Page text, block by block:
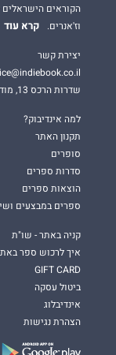
הקוראים
וז'אנרים.
קרא עוד
יצירת קשר
שדרות הרכס 13, מודיעין
למה אינדיבוק?
תקנון האתר
סופרים
סדרות ספרים
הוצאות ספרים
ספרים במבצעים
קניה באתר - שו"ת
איך לרכוש ספר
GIFT CARD
ביטול עסקה
אינדיבלוג
הצהרת נגישות